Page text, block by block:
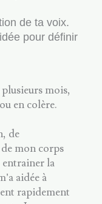
de ta voix.
pour définir
plusieurs mois,
en colère.
de
mon corps
entrainer la
aidée à
rapidement